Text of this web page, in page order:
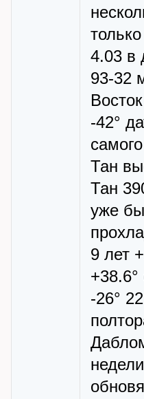
4.03 в
93-32
-42°
Тан
Тан
уже
9 лет
-26°